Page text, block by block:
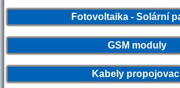
Fotovoltaika - Solární
GSM moduly
Kabely